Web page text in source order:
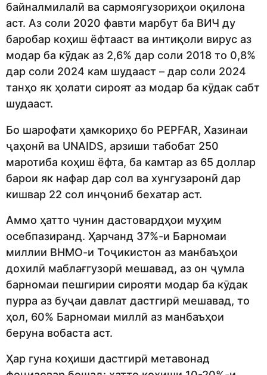
байналмилалӣ ва сармоягузориҳои оқилона
аст. Аз соли 2020 фавти марбут ба ВИЧ ду
баробар коҳиш ёфтааст ва интиқоли вирус аз
модар ба кӯдак аз 2,6% дар соли 2018 то 0,8%
дар соли 2024 кам шудааст – дар соли 2024
танҳо як ҳолати сироят аз модар ба кӯдак сабт
шудааст.
Бо шарофати ҳамкориҳо бо PEPFAR, Хазинаи
ҷаҳонӣ ва UNAIDS, арзиши табобат 250
маротиба коҳиш ёфта, ба камтар аз 65 доллар
барои як нафар дар сол ва хунгузаронӣ дар
кишвар 22 сол инҷониб бехатар аст.
Аммо ҳатто чунин дастовардҳои муҳим
осебпазиранд. Ҳарчанд 37%-и Барномаи
миллии ВНМО-и Тоҷикистон аз манбаъҳои
дохилӣ маблағгузорӣ мешавад, аз он ҷумла
барномаи пешгирии сирояти модар ба кӯдак
пурра аз буҷаи давлат дастгирӣ мешавад, то
ҳол, 60% Барномаи миллӣ аз манбаъҳои
беруна вобаста аст.
Ҳар гуна коҳиши дастгирӣ метавонад